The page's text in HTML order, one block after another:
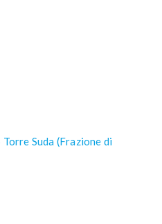
Suda (Frazione di